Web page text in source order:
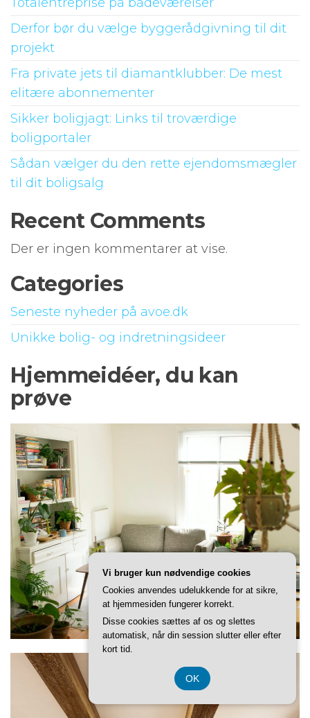
Derfor bør du vælge byggerådgivning til dit
projekt
Fra private jets til diamantklubber: De mest
elitære abonnementer
Sikker boligjagt: Links til troværdige
boligportaler
Sådan vælger du den rette ejendomsmægler
til dit boligsalg
Recent Comments
Der er ingen kommentarer at vise.
Categories
Seneste nyheder på avoe.dk
Unikke bolig- og indretningsideer
Hjemmeidéer, du kan
prøve
Vi bruger kun nødvendige cookies
Cookies anvendes udelukkende for at sikre,
at hjemmesiden fungerer korrekt.
Disse cookies sættes af os og slettes
automatisk, når din session slutter eller efter
kort tid.
OK